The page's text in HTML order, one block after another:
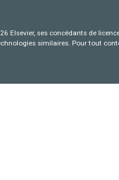
Elsevier, ses concédants de
similaires. Pour tout